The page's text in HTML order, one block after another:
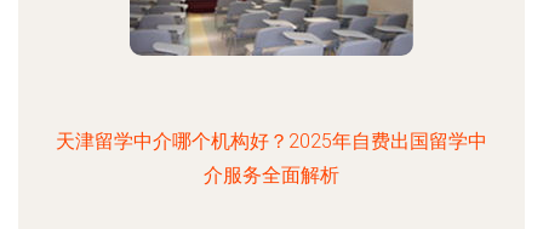
天津留学中介哪个机构好？2025年自费出国留学中
介服务全面解析